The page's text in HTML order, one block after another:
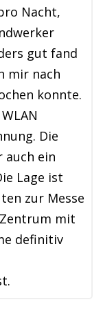
Nacht,
gut fand
mir nach
konnte.
Die
auch ein
Lage ist
zur Messe
mit
definitiv